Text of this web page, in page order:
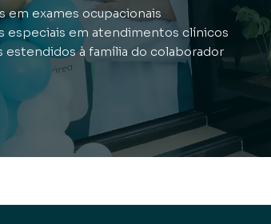
em exames ocupacionais
especiais em atendimentos clínicos
estendidos à família do colaborador